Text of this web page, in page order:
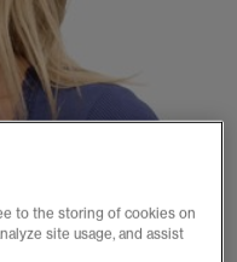
to the storing of cookies on
site usage, and assist